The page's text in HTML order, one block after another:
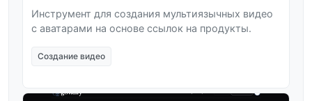
Инструмент для создания мультиязычных видео
с аватарами на основе ссылок на продукты.
Создание видео